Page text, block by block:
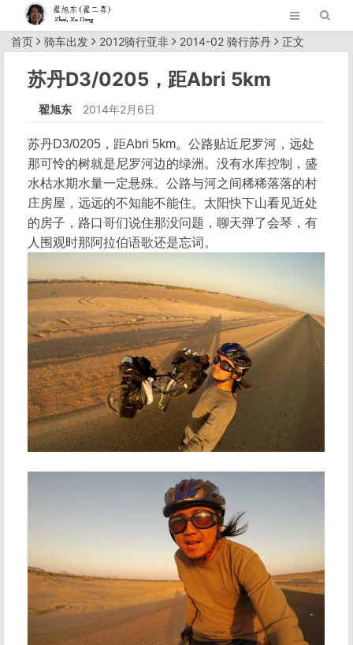
首页 骑车出发 2012骑行亚非 2014-02 骑行苏丹 正文
苏丹D3/0205，距Abri 5km
翟旭东 2014年2月6日
苏丹D3/0205，距Abri 5km。公路贴近尼罗河，远处
那可怜的树就是尼罗河边的绿洲。没有水库控制，盛
水枯水期水量一定悬殊。公路与河之间稀稀落落的村
庄房屋，远远的不知能不能住。太阳快下山看见近处
的房子，路口哥们说住那没问题，聊天弹了会琴，有
人围观时那阿拉伯语歌还是忘词。